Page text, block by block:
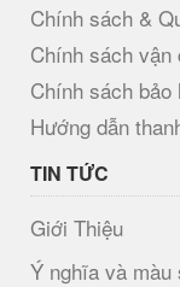
Chính sách &
Chính sách vận
Chính sách bảo
Hướng dẫn
TIN TỨC
Giới Thiệu
Ý nghĩa và màu